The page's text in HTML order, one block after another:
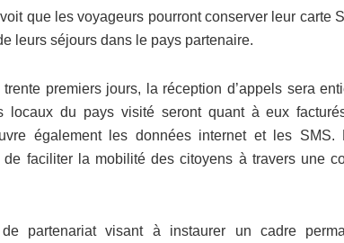
que les voyageurs pourront conserver leur carte
leurs séjours dans le pays partenaire.
trente premiers jours, la réception d’appels sera
locaux du pays visité seront quant à eux
également les données internet et les SMS.
de faciliter la mobilité des citoyens à travers une
partenariat visant à instaurer un cadre